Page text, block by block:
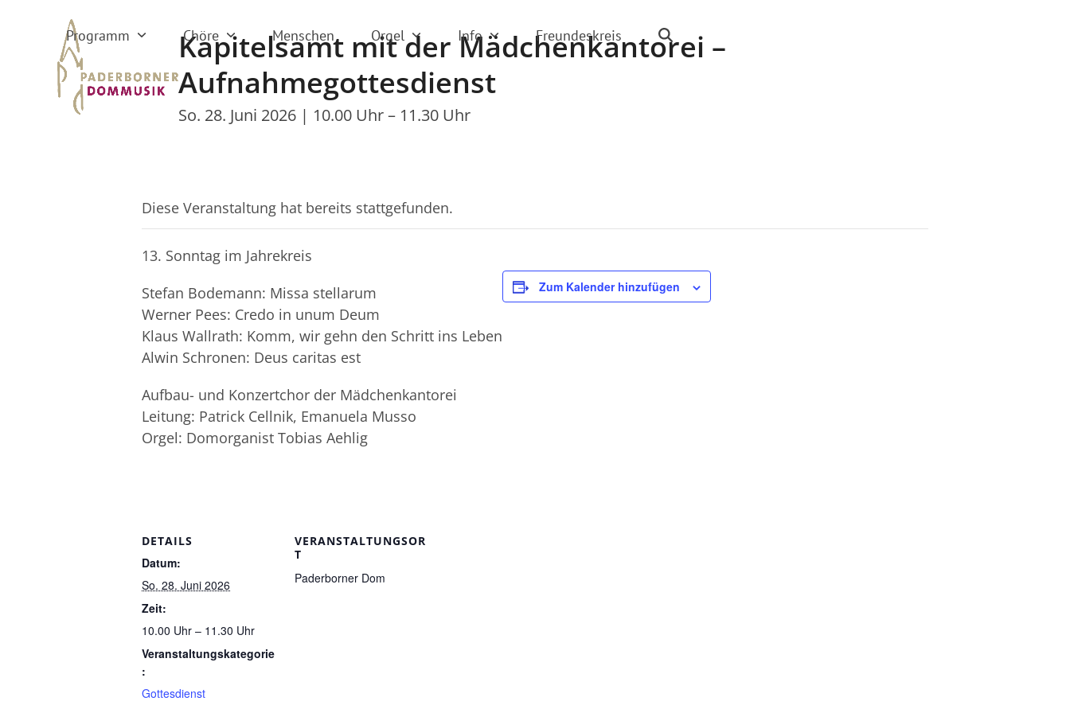
Programm Chöre Menschen Orgel Info Freundeskreis
Kapitelsamt mit der Mädchenkantorei –
Aufnahmegottesdienst
So. 28. Juni 2026 | 10.00 Uhr– 11.30 Uhr
Diese Veranstaltung hat bereits stattgefunden.
13. Sonntag im Jahrekreis
Stefan Bodemann: Missa stellarum
Werner Pees: Credo in unum Deum
Klaus Wallrath: Komm, wir gehn den Schritt ins Leben
Alwin Schronen: Deus caritas est
Aufbau- und Konzertchor der Mädchenkantorei
Leitung: Patrick Cellnik, Emanuela Musso
Orgel: Domorganist Tobias Aehlig
Zum Kalender hinzufügen
DETAILS
Datum:
So. 28. Juni 2026
Zeit:
10.00 Uhr – 11.30 Uhr
Veranstaltungskategorie
:
Gottesdienst
VERANSTALTUNGSOR
T
Paderborner Dom